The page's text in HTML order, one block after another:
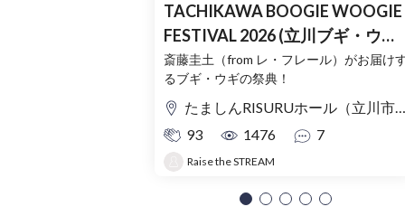
TACHIKAWA BOOGIE WOOGIE
FESTIVAL 2026 (立川ブギ・ウ
ギ・フェスティバル)
斎藤圭土（from レ・フレール）がお届け
るブギ・ウギの祭典！
たましんRISURUホール（立川市市民会館） 大ホール
93
1476 7
Raise the STREAM